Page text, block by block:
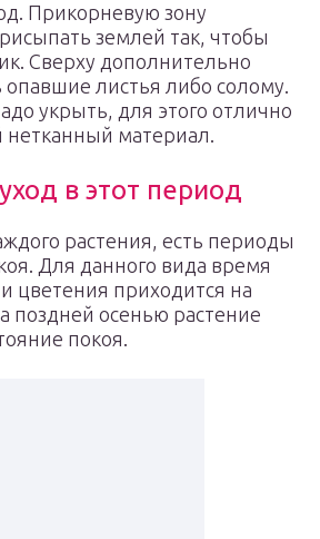
Прикорневую зону
землей так, чтобы
Сверху дополнительно
листья либо солому.
укрыть, для этого отлично
материал.
в этот период
растения, есть периоды
Для данного вида время
цветения приходится на
поздней осенью растение
покоя.